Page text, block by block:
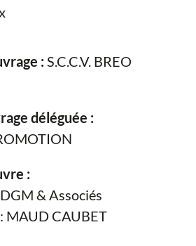
:S.C.C.V. BREO
déléguée :
:
& Associés
MAUD CAUBET